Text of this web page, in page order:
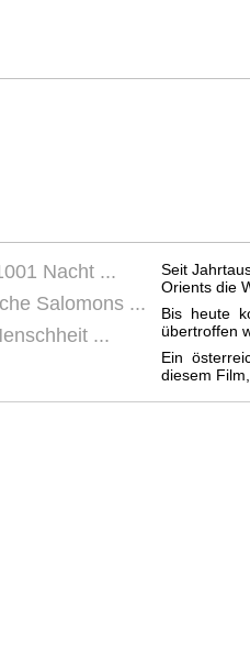
Nacht ...
Salomons ...
...
Seit
Orients die
Bis heute
übertroffen
Ein
diesem